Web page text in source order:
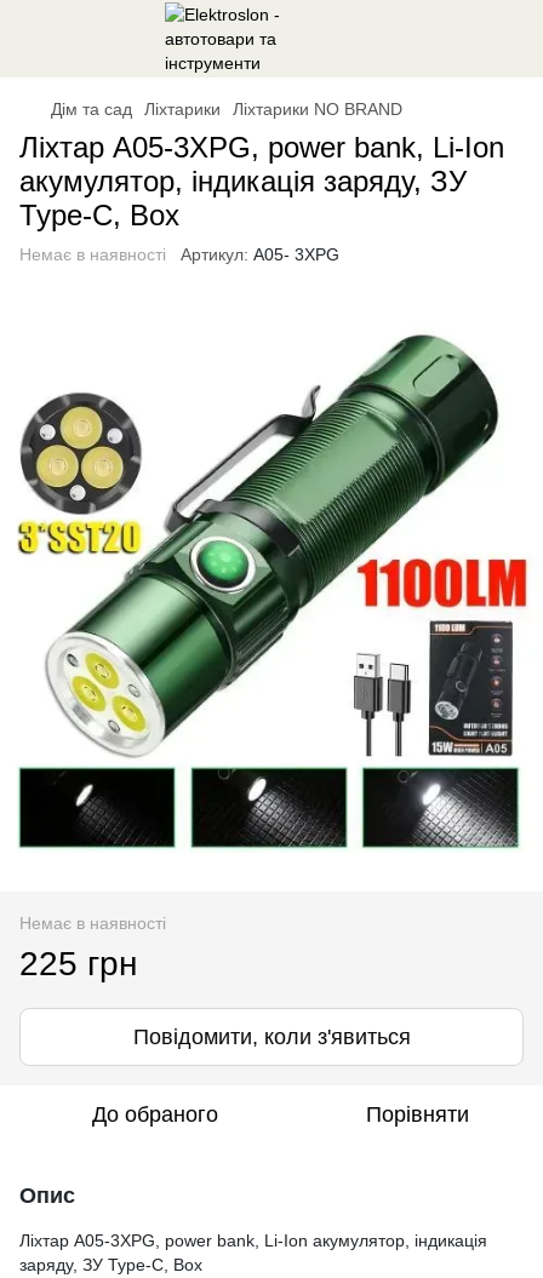
Дім та сад Ліхтарики Ліхтарики NO BRAND
Ліхтар A05-3XPG, power bank, Li-Ion
акумулятор, індикація заряду, ЗУ
Type-C, Box
Немає в наявності Артикул: A05- 3XPG
Немає в наявності
225 грн
Повідомити, коли з'явиться
До обраного Порівняти
Опис
Ліхтар A05-3XPG, power bank, Li-Ion акумулятор, індикація
заряду, ЗУ Type-C, Box